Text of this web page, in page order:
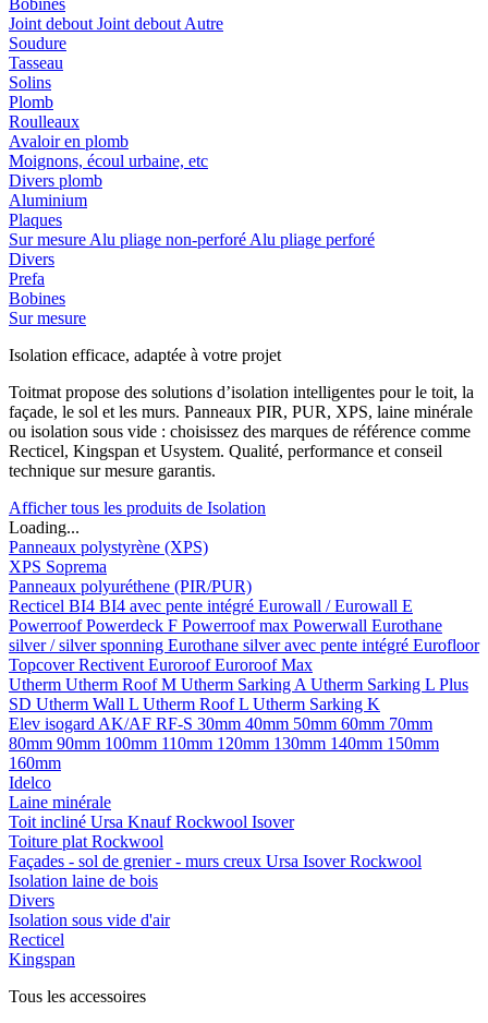
Bobines
Joint debout Joint debout Autre
Soudure
Tasseau
Solins
Plomb
Roulleaux
Avaloir en plomb
Moignons, écoul urbaine, etc
Divers plomb
Aluminium
Plaques
Sur mesure Alu pliage non-perforé Alu pliage perforé
Divers
Prefa
Bobines
Sur mesure
Isolation efficace, adaptée à votre projet
Toitmat propose des solutions d’isolation intelligentes pour le toit, la
façade, le sol et les murs. Panneaux PIR, PUR, XPS, laine minérale
ou isolation sous vide : choisissez des marques de référence comme
Recticel, Kingspan et Usystem. Qualité, performance et conseil
technique sur mesure garantis.
Afficher tous les produits de Isolation
Loading...
Panneaux polystyrène (XPS)
XPS Soprema
Panneaux polyuréthene (PIR/PUR)
Recticel BI4 BI4 avec pente intégré Eurowall / Eurowall E
PowerroofPowerdeck F Powerroof max Powerwall Eurothane
silver / silver sponning Eurothane silver avec pente intégré Eurofloor
TopcoverRectivent EuroroofEuroroof Max
Utherm Utherm Roof M Utherm Sarking A Utherm Sarking L Plus
SD Utherm Wall L Utherm Roof L Utherm Sarking K
Elev isogard AK/AF RF-S 30mm 40mm 50mm 60mm 70mm
80mm 90mm 100mm 110mm 120mm 130mm 140mm 150mm
160mm
Idelco
Laine minérale
Toit incliné Ursa KnaufRockwool Isover
Toiture plat Rockwool
Façades - sol de grenier - murs creux Ursa IsoverRockwool
Isolation laine de bois
Divers
Isolation sous vide d'air
Recticel
Kingspan
Tous les accessoires